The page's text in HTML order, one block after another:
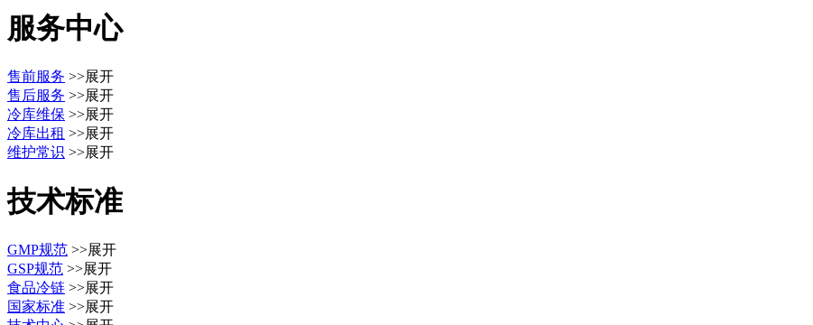
服务中心
售前服务 >>展开
售后服务 >>展开
冷库维保 >>展开
冷库出租 >>展开
维护常识 >>展开
技术标准
GMP规范 >>展开
GSP规范 >>展开
食品冷链 >>展开
国家标准 >>展开